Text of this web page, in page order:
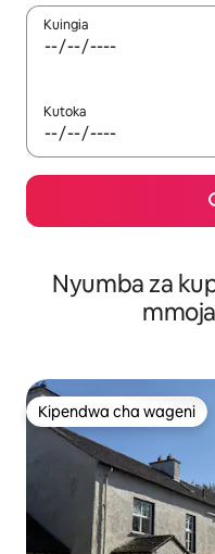
Kuingia
Kutoka
Nyumba za
Kipendwa cha wageni
Kipendwa cha wageni